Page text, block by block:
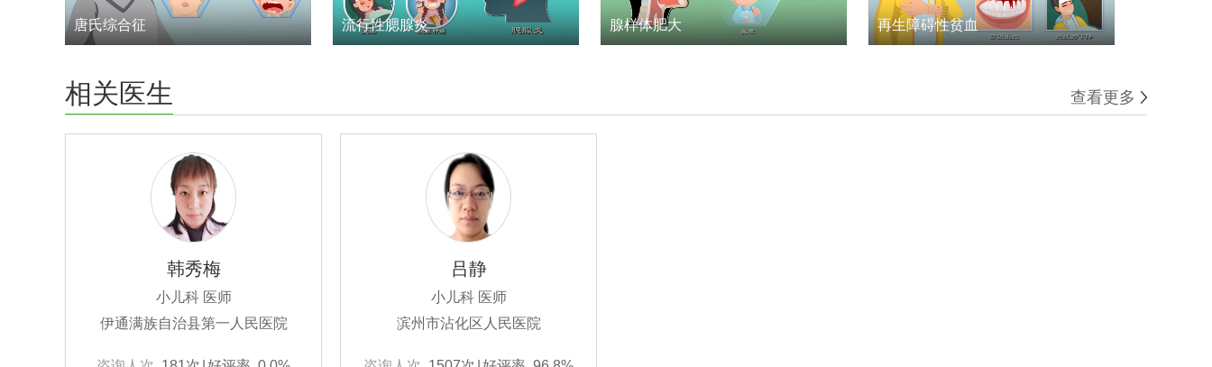
唐氏综合征 流行性腮腺炎 腺样体肥大 再生障碍性贫血
相关医生 查看更多
韩秀梅
小儿科 医师
伊通满族自治县第一人民医院
吕静
小儿科 医师
滨州市沾化区人民医院